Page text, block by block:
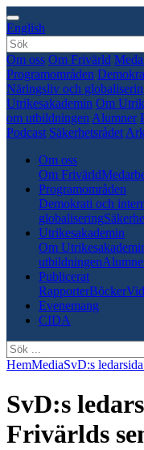
English
Om oss Om Frivärld
Programområden
Näringsliv och
Utrikesakademin Om
om utbildningen Alumner
Podcast Säkerhetsrådet
Om oss
Om Frivärld
Programområden
Demokrati och
globalisering
Utrikesakademin
Om
utbildningen
Publicerat
RapporterBöcker
Evenemang
CIDA
HemMediaSvD:s
SvD:s
Frivärlds